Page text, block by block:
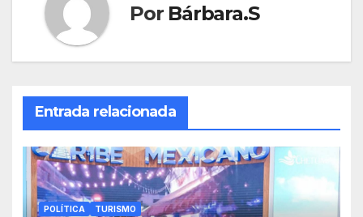
Por Bárbara.S
Entrada relacionada
POLÍTICA TURISMO